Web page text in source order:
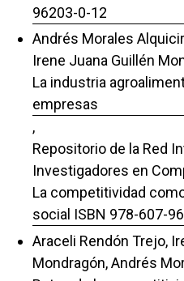
96203-0-12
Andrés Morales
Irene Juana Guillén
La industria
empresas
,
Repositorio de la Red
Investigadores en
La competitividad
social ISBN 978-607-
Araceli Rendón Trejo,
Mondragón, Andrés